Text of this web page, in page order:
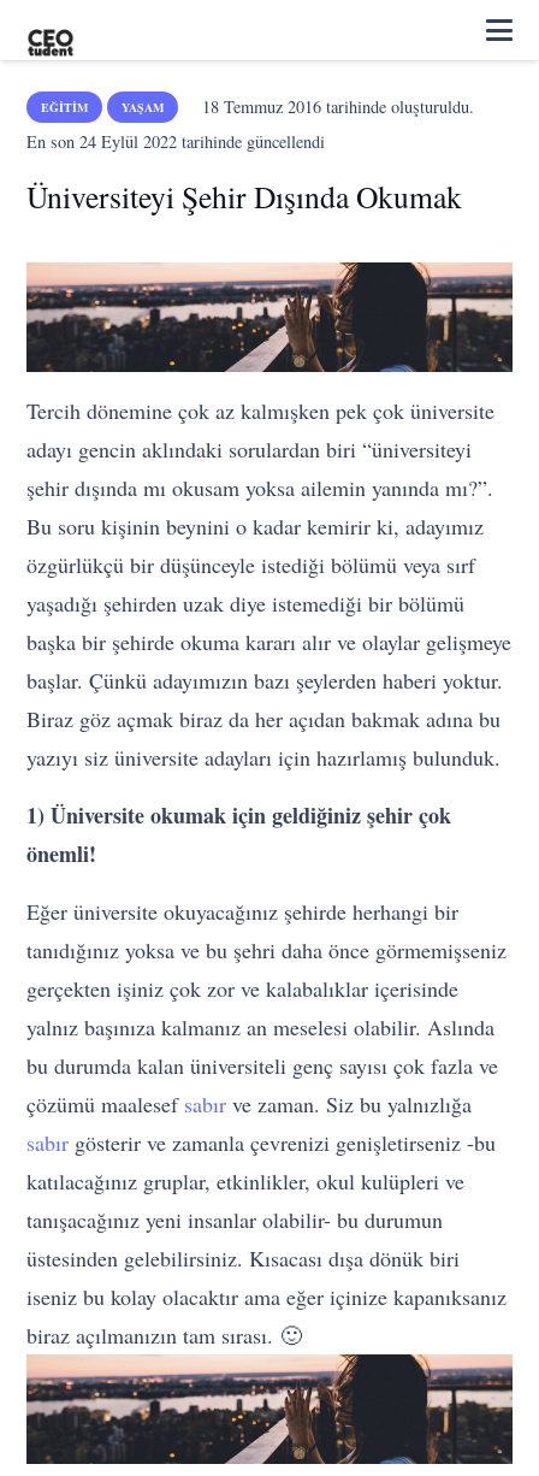
EĞITIM YAŞAM 18 Temmuz 2016tarihinde oluşturuldu.
En son24 Eylül 2022 tarihinde güncellendi
Üniversiteyi Şehir Dışında Okumak
Tercih dönemine çok az kalmışken pek çok üniversite
adayı gencin aklındaki sorulardan biri “üniversiteyi
şehir dışında mı okusam yoksa ailemin yanında mı?”.
Bu soru kişinin beynini o kadar kemirir ki, adayımız
özgürlükçü bir düşünceyle istediği bölümü veya sırf
yaşadığı şehirden uzak diye istemediği bir bölümü
başka bir şehirde okuma kararı alır ve olaylar gelişmeye
başlar. Çünkü adayımızın bazı şeylerden haberi yoktur.
Biraz göz açmak biraz da her açıdan bakmak adına bu
yazıyı siz üniversite adayları için hazırlamış bulunduk.
1) Üniversite okumak için geldiğiniz şehir çok
önemli!
Eğer üniversite okuyacağınız şehirde herhangi bir
tanıdığınız yoksa ve bu şehri daha önce görmemişseniz
gerçekten işiniz çok zor ve kalabalıklar içerisinde
yalnız başınıza kalmanız an meselesi olabilir. Aslında
bu durumda kalan üniversiteli genç sayısı çok fazla ve
çözümü maalesef sabır ve zaman. Siz bu yalnızlığa
sabır gösterir ve zamanla çevrenizi genişletirseniz -bu
katılacağınız gruplar, etkinlikler, okul kulüpleri ve
tanışacağınız yeni insanlar olabilir- bu durumun
üstesinden gelebilirsiniz. Kısacası dışa dönük biri
iseniz bu kolay olacaktır ama eğer içinize kapanıksanız
biraz açılmanızın tam sırası. 🙂